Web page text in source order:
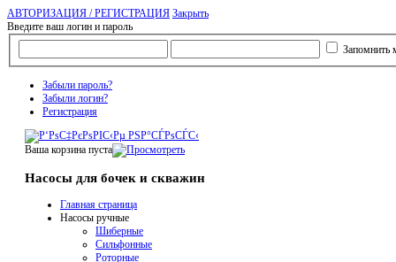
АВТОРИЗАЦИЯ / РЕГИСТРАЦИЯ Закрыть
Введите ваш логин и пароль
Запомнить
Забыли пароль?
Забыли логин?
Регистрация
Ваша корзина пуста
Насосы для бочек и скважин
Главная страница
Насосы ручные
Шиберные
Сильфонные
Роторные